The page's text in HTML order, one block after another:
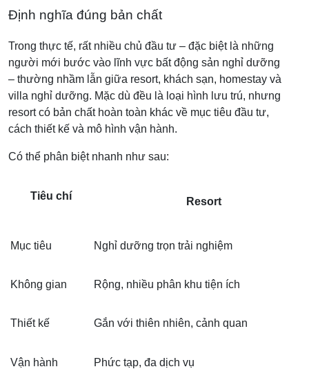
Định nghĩa đúng bản chất
Trong thực tế, rất nhiều chủ đầu tư – đặc biệt là những
người mới bước vào lĩnh vực bất động sản nghỉ dưỡng
– thường nhầm lẫn giữa resort, khách sạn, homestay và
villa nghỉ dưỡng. Mặc dù đều là loại hình lưu trú, nhưng
resort có bản chất hoàn toàn khác về mục tiêu đầu tư,
cách thiết kế và mô hình vận hành.
Có thể phân biệt nhanh như sau:
Tiêu chí Resort
Mục tiêu Nghỉ dưỡng trọn trải nghiệm
Không gian Rộng, nhiều phân khu tiện ích
Thiết kế Gắn với thiên nhiên, cảnh quan
Vận hành Phức tạp, đa dịch vụ